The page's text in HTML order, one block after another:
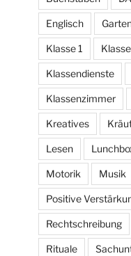
Englisch
Klasse 1
Klassendienste
Klassenzimmer
Kreatives
Lesen
Motorik Musik
Positive
Rechtschreibung
Rituale